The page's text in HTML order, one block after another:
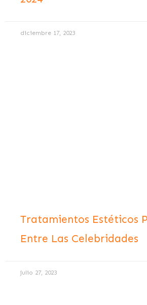
diciembre 17, 2023
Tratamientos Estéticos
Entre Las Celebridades
julio 27, 2023